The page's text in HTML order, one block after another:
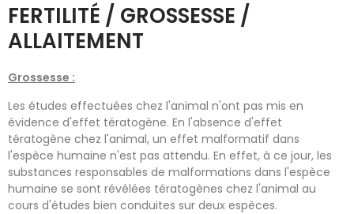
FERTILITÉ / GROSSESSE /
ALLAITEMENT
Grossesse :
Les études effectuées chez l'animal n'ont pas mis en
évidence d'effet tératogène. En l'absence d'effet
tératogène chez l'animal, un effet malformatif dans
l'espèce humaine n'est pas attendu. En effet, à ce jour, les
substances responsables de malformations dans l'espèce
humaine se sont révélées tératogènes chez l'animal au
cours d'études bien conduites sur deux espèces.